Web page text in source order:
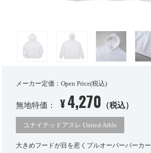
メーカー定価：Open Price(税込)
無地特価： ¥4,270 （税込）
ユナイテッドアスレ United Athle
大きめフードが目を惹くプルオーバーパーカー